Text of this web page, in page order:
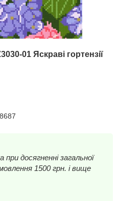
01 Яскраві гортензії
при досягненні загальної
1500 грн. і вище